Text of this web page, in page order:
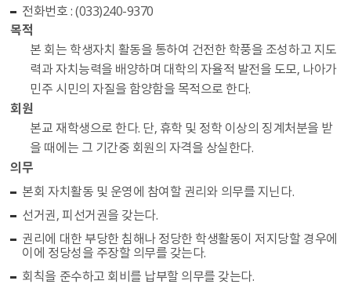
전화번호 : (033)240-9370
목적
본 회는 학생자치 활동을 통하여 건전한 학풍을 조성하고 지도
력과 자치능력을 배양하며 대학의 자율적 발전을 도모, 나아가
민주 시민의 자질을 함양함을 목적으로 한다.
회원
본교 재학생으로 한다. 단, 휴학 및 정학 이상의 징계처분을 받
을 때에는 그 기간중 회원의 자격을 상실한다.
의무
본회 자치활동 및 운영에 참여할 권리와 의무를 지닌다.
선거권, 피선거권을 갖는다.
권리에 대한 부당한 침해나 정당한 학생활동이 저지당할 경우에
이에 정당성을 주장할 의무를 갖는다.
회칙을 준수하고 회비를 납부할 의무를 갖는다.